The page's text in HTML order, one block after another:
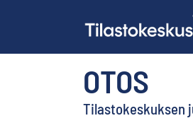
OTOS
Tilastokeskuksen